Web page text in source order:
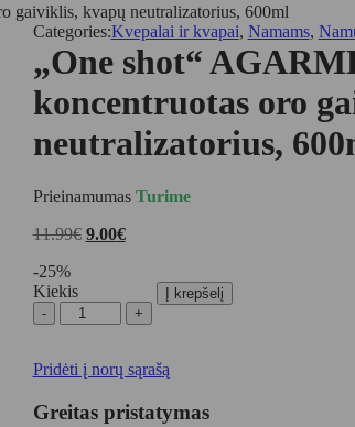
gaiviklis, kvapų neutralizatorius, 600ml
Categories:Kvepalai ir kvapai, Namams,
„One shot“
koncentruotas oro
neutralizatorius,
Prieinamumas Turime
11.99€ Original
9.00€Current
9.00€.
-25%
Kiekis
produkto
kiekis:
shot“
labai
Į krepšelį
Pridėti į norų sąrašą
Greitas pristatymas